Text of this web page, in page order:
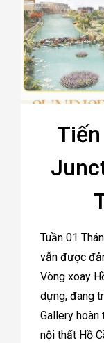
Tuần 01
vẫn được
Vòng xoay
dựng, đang
Gallery hoàn
nội thất Hồ